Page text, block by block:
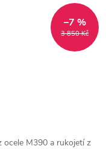
3 850 Kč
–7 %
ocele M390 a rukojetí z